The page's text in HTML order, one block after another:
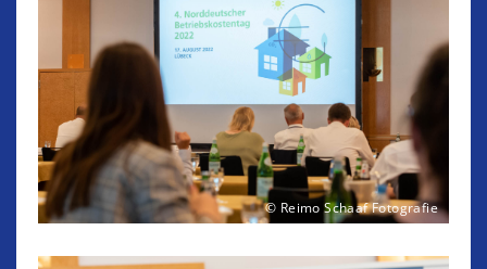
© Reimo Schaaf Fotografie